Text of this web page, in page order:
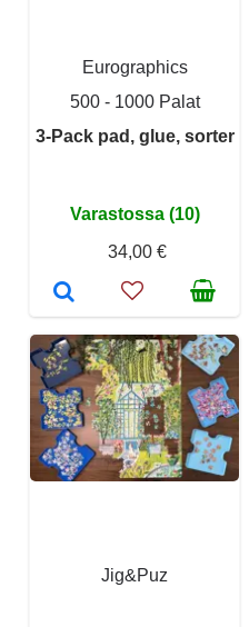
Eurographics
500 - 1000 Palat
3-Pack pad, glue, sorter
Varastossa (10)
34,00 €
Jig&Puz